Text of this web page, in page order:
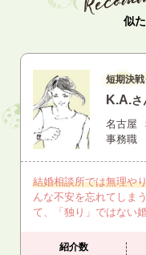
似
短期決
K.A.さ
名古屋
事務職
結婚相談所では無理や
んな不安を忘れてしま
て、「独り」ではない
紹介数